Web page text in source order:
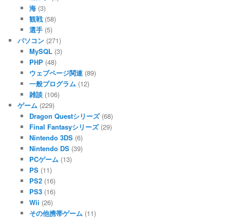
海(3)
観戦(58)
選手(5)
パソコン (271)
MySQL(3)
PHP(48)
ウェブページ関連(89)
一般プログラム (12)
雑談(106)
ゲーム (229)
Dragon Questシリーズ(68)
Final Fantasyシリーズ(29)
Nintendo 3DS(6)
Nintendo DS(39)
PCゲーム (13)
PS(11)
PS2(16)
PS3(16)
Wii (26)
その他携帯ゲーム (11)